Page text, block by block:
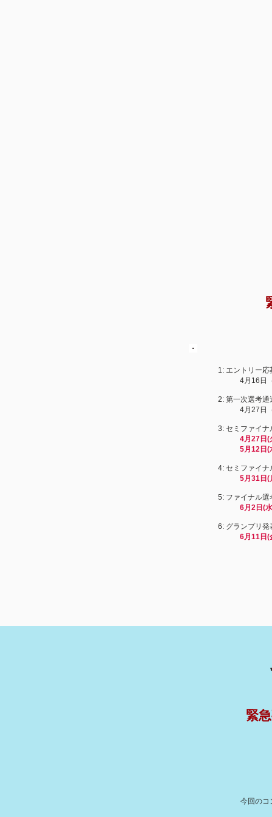
1: エントリ
4月16日（金
2: 第一次選考通
4月27日（
3: セミファイ
4月27日(
5月12日(水
4: セミファイ
5月31日(
5: ファイナル
6月2日(
6: グランプリ発
6月11日
緊
今回のコ